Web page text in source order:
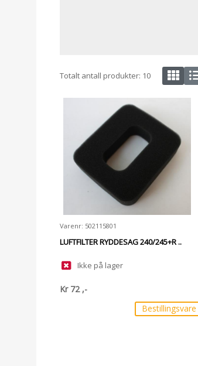
Totalt antall produkter: 10
Varenr: 502115801
LUFTFILTER RYDDESAG 240/245+R ..
Ikke på lager
Kr 72 ,-
Bestillingsvare